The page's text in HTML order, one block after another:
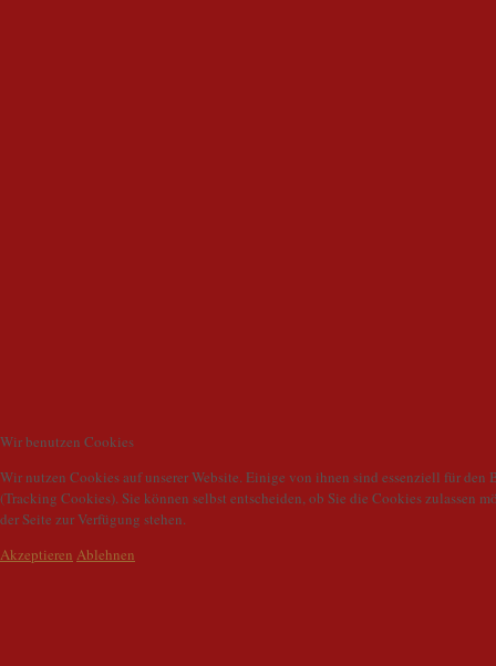
Wir benutzen Cookies
Wir nutzen Cookies auf unserer Website. Einige von ihnen sind essenziell für den
(Tracking Cookies). Sie können selbst entscheiden, ob Sie die Cookies
der Seite zur Verfügung stehen.
Akzeptieren Ablehnen